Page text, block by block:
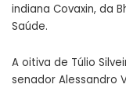
indiana Covaxin, da
Saúde.
A oitiva de Túlio
senador Alessandro